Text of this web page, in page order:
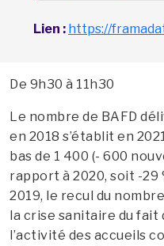
Lien : https://
De 9h30 à 11h30
Le nombre de BAFD
en 2018 s’établit en
bas de 1 400 (- 600
rapport à 2020, soit -29
2019, le recul du
la crise sanitaire du fait
l’activité des accueils